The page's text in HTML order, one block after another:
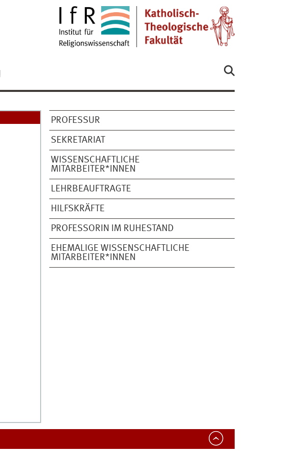
PROFESSUR
SEKRETARIAT
WISSENSCHAFTLICHE
MITARBEITER*INNEN
LEHRBEAUFTRAGTE
HILFSKRÄFTE
PROFESSORIN IM RUHESTAND
EHEMALIGE WISSENSCHAFTLICHE
MITARBEITER*INNEN